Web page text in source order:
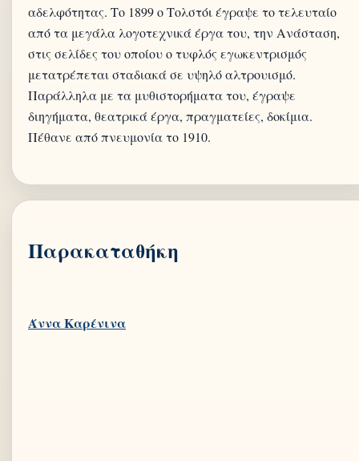
αδελφότητας. Το 1899 ο Τολστόι έγραψε το τελευταίο
από τα μεγάλα λογοτεχνικά έργα του, την Ανάσταση,
στις σελίδες του οποίου ο τυφλός εγωκεντρισμός
μετατρέπεται σταδιακά σε υψηλό αλτρουισμό.
Παράλληλα με τα μυθιστορήματα του, έγραψε
διηγήματα, θεατρικά έργα, πραγματείες, δοκίμια.
Πέθανε από πνευμονία το 1910.
Παρακαταθήκη